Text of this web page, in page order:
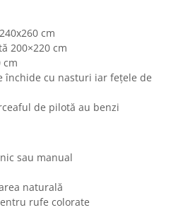
cm
200×220 cm
cm
închide cu nasturi iar fețele de
de pilotă au benzi
sau manual
naturală
rufe colorate